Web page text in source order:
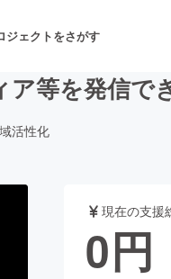
ジェクトをさがす
舞台・パフォーマンス
等を発信で
活性化
現在の支援
0円